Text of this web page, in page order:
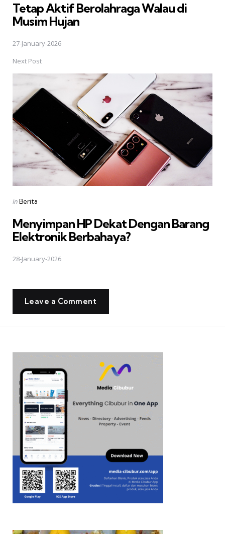
Tetap Aktif Berolahraga Walau di
Musim Hujan
27-January-2026
Next Post
Posted
inBerita
Menyimpan HP Dekat Dengan Barang
Elektronik Berbahaya?
28-January-2026
Leave a Comment